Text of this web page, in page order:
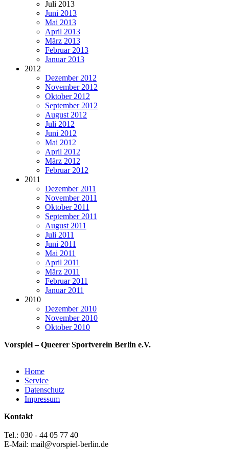
Juli 2013
Juni 2013
Mai 2013
April 2013
März 2013
Februar 2013
Januar 2013
2012
Dezember 2012
November 2012
Oktober 2012
September 2012
August 2012
Juli 2012
Juni 2012
Mai 2012
April 2012
März 2012
Februar 2012
2011
Dezember 2011
November 2011
Oktober 2011
September 2011
August 2011
Juli 2011
Juni 2011
Mai 2011
April 2011
März 2011
Februar 2011
Januar 2011
2010
Dezember 2010
November 2010
Oktober 2010
Vorspiel – Queerer Sportverein Berlin e.V.
Home
Service
Datenschutz
Impressum
Kontakt
Tel.: 030 - 44 05 77 40
E-Mail: mail@vorspiel-berlin.de